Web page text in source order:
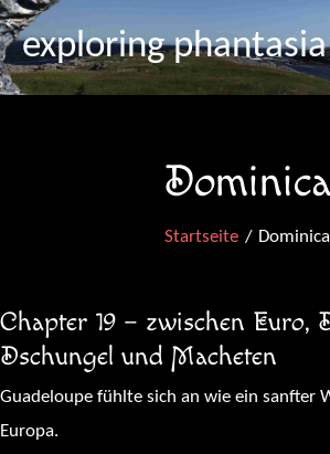
Zum
Inhalt
springen
exploring phantasia
Dominica
Startseite Dominica
Chapter 19 – zwischen Euro,
Dschungel und Macheten
Guadeloupe fühlte sich an wie ein sanfter
Europa.